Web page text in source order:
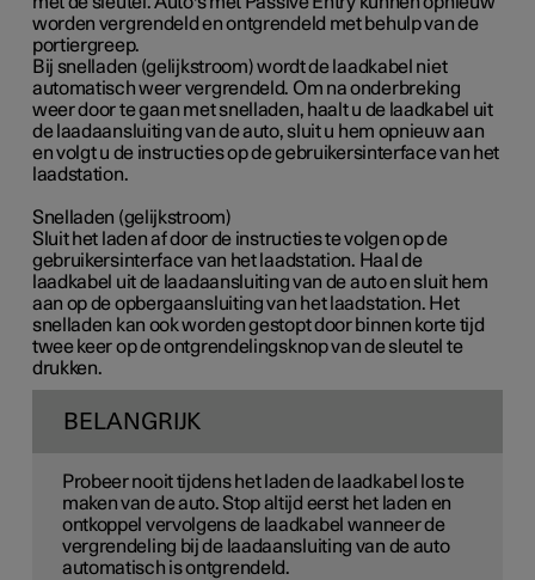
worden vergrendeld en ontgrendeld met behulp van de
portiergreep.
Bij snelladen (gelijkstroom) wordt de laadkabel niet
automatisch weer vergrendeld. Om na onderbreking
weer door te gaan met snelladen, haalt u de laadkabel uit
de laadaansluiting van de auto, sluit u hem opnieuw aan
en volgt u de instructies op de gebruikersinterface van het
laadstation.
Snelladen (gelijkstroom)
Sluit het laden af door de instructies te volgen op de
gebruikersinterface van het laadstation. Haal de
laadkabel uit de laadaansluiting van de auto en sluit hem
aan op de opbergaansluiting van het laadstation. Het
snelladen kan ook worden gestopt door binnen korte tijd
twee keer op de ontgrendelingsknop van de sleutel te
drukken.
BELANGRIJK
Probeer nooit tijdens het laden de laadkabel los te
maken van de auto. Stop altijd eerst het laden en
ontkoppel vervolgens de laadkabel wanneer de
vergrendeling bij de laadaansluiting van de auto
automatisch is ontgrendeld.